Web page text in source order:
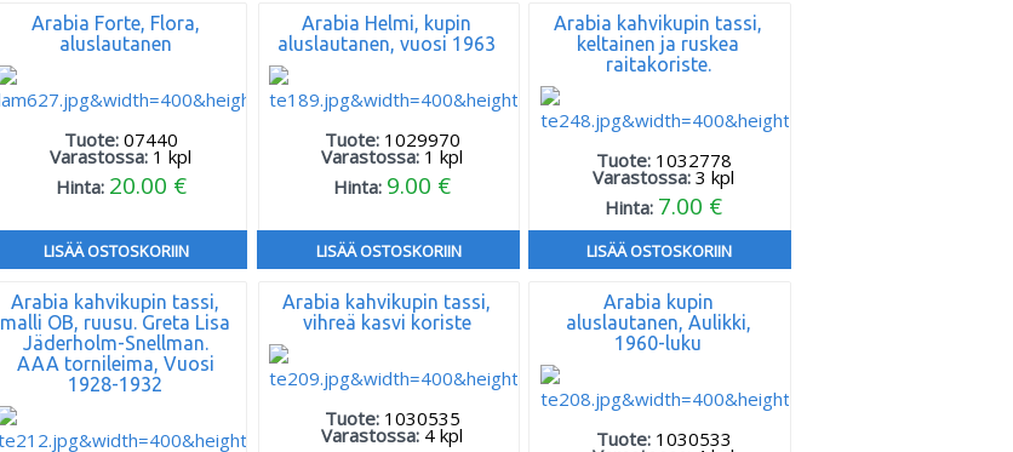
Arabia Forte, Flora,
aluslautanen
Tuote: 07440
Varastossa: 1 kpl
Hinta: 20.00 €
LISÄÄ OSTOSKORIIN
Arabia Helmi, kupin
aluslautanen, vuosi 1963
Tuote: 1029970
Varastossa: 1 kpl
Hinta: 9.00 €
LISÄÄ OSTOSKORIIN
Arabia kahvikupin tassi,
keltainen ja ruskea
raitakoriste.
Tuote: 1032778
Varastossa:3 kpl
Hinta: 7.00 €
LISÄÄ OSTOSKORIIN
Arabia kahvikupin tassi,
malli OB, ruusu. Greta Lisa
Jäderholm-Snellman.
AAA tornileima, Vuosi
1928-1932
Arabia kahvikupin tassi,
vihreä kasvi koriste
Tuote: 1030535
Varastossa: 4 kpl
Arabia kupin
aluslautanen, Aulikki,
1960-luku
Tuote: 1030533